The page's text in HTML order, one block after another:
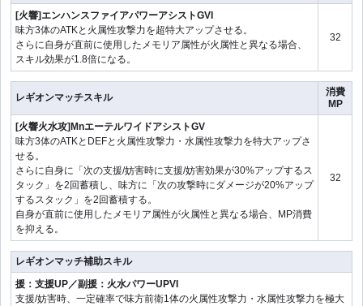
[火響]エンハンスファイアパワーアシストGVI
味方3体のATKと火属性攻撃力を超特大アップさせる。
さらに自身が直前に使用したメモリア属性が火属性と異なる場合、
スキル効果が1.8倍になる。
32
レギオンマッチスキル
消費
MP
[火響火水攻]MnエーテルワイドアシストGV
味方3体のATKとDEFと火属性攻撃力・水属性攻撃力を特大アップさ
せる。
さらに自身に「次の支援/妨害時に支援/妨害効果が30%アップするス
タック」を2回蓄積し、味方に「次の攻撃時にダメージが20%アップ
するスタック」を2回蓄積する。
自身が直前に使用したメモリア属性が火属性と異なる場合、MP消費
を抑える。
32
レギオンマッチ補助スキル
援：支援UP／副援：火水パワーUPVI
支援/妨害時、一定確率で味方前衛1体の火属性攻撃力・水属性攻撃力を極大